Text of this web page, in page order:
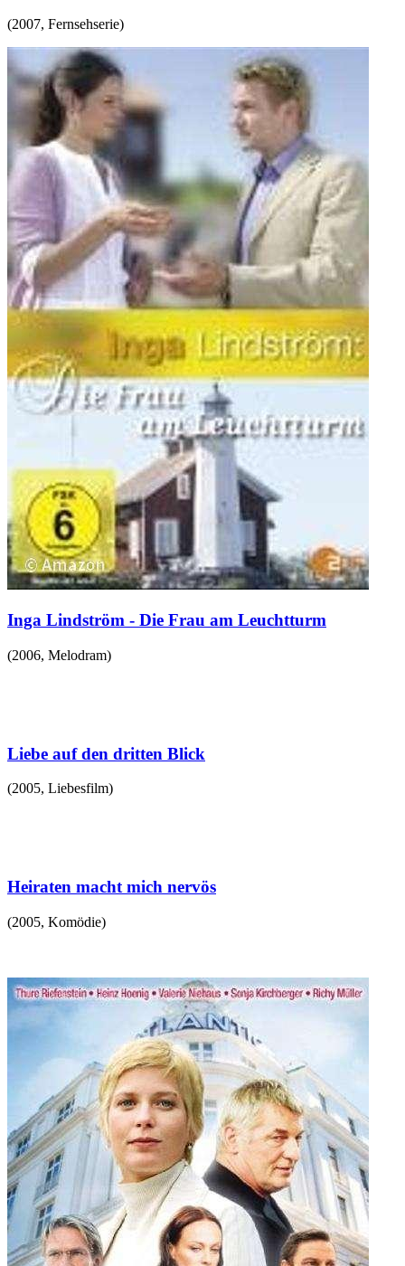
(2007, Fernsehserie)
Inga Lindström - Die Frau am Leuchtturm
(2006, Melodram)
Liebe auf den dritten Blick
(2005, Liebesfilm)
Heiraten macht mich nervös
(2005, Komödie)